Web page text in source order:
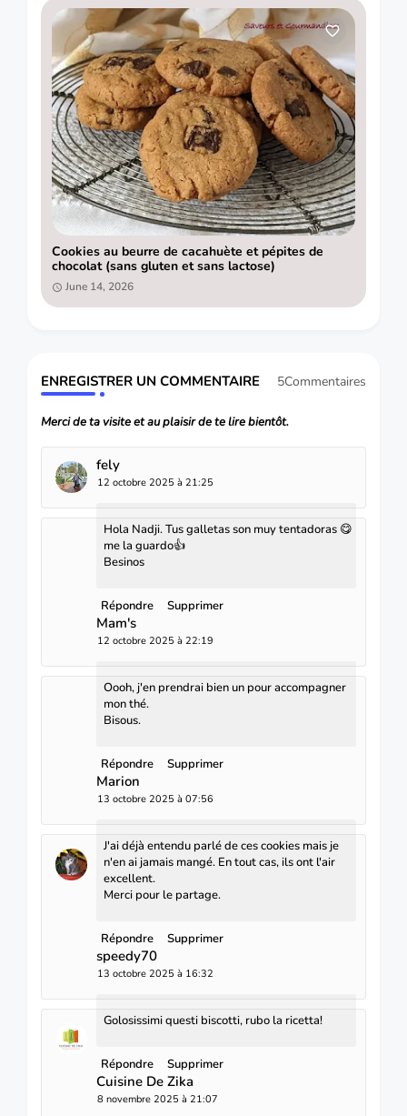
Cookies au beurre de cacahuète et pépites de
chocolat (sans gluten et sans lactose)
June 14, 2026
ENREGISTRER UN COMMENTAIRE 5Commentaires
Merci de ta visite et au plaisir de te lire bientôt.
fely
12 octobre 2025 à 21:25
Hola Nadji. Tus galletas son muy tentadoras 😋
me la guardo👍
Besinos
Répondre Supprimer
Mam's
12 octobre 2025 à 22:19
Oooh, j'en prendrai bien un pour accompagner
mon thé.
Bisous.
Répondre Supprimer
Marion
13 octobre 2025 à 07:56
J'ai déjà entendu parlé de ces cookies mais je
n'en ai jamais mangé. En tout cas, ils ont l'air
excellent.
Merci pour le partage.
Répondre Supprimer
speedy70
13 octobre 2025 à 16:32
Golosissimi questi biscotti, rubo la ricetta!
Répondre Supprimer
Cuisine De Zika
8 novembre 2025 à 21:07